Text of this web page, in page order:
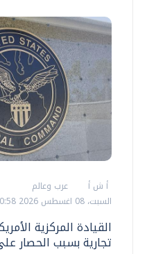
أ ش أ
عرب وعالم
السبت، 08 اغسطس 2026 10:58 م
تجارية بسبب الحصار